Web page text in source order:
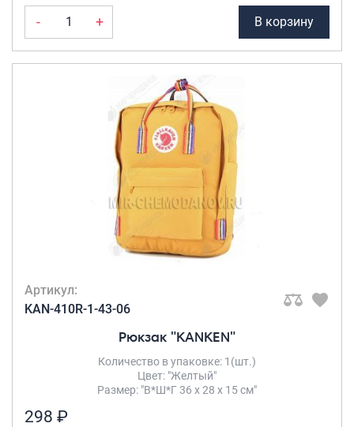
- + В корзину
Артикул:
KAN-410R-1-43-06
Рюкзак "KANKEN"
Количество в упаковке: 1(шт.)
Цвет: "Желтый"
Размер: "В*Ш*Г 36 х 28 х 15 см"
298 ₽